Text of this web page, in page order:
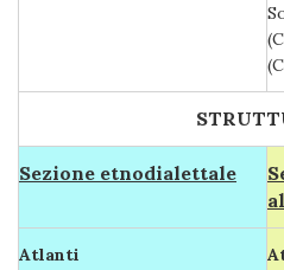
Sezione etnodialettale
Atlanti